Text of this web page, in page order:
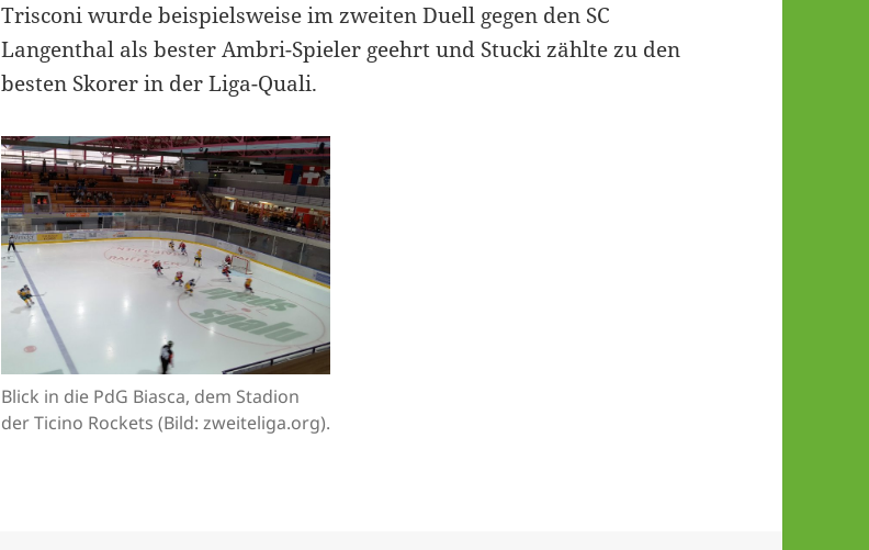
Trisconi wurde beispielsweise im zweiten Duell gegen den SC
Langenthal als bester Ambri-Spieler geehrt und Stucki zählte zu den
besten Skorer in der Liga-Quali.
Blick in die PdG Biasca, dem Stadion
der Ticino Rockets (Bild: zweiteliga.org).